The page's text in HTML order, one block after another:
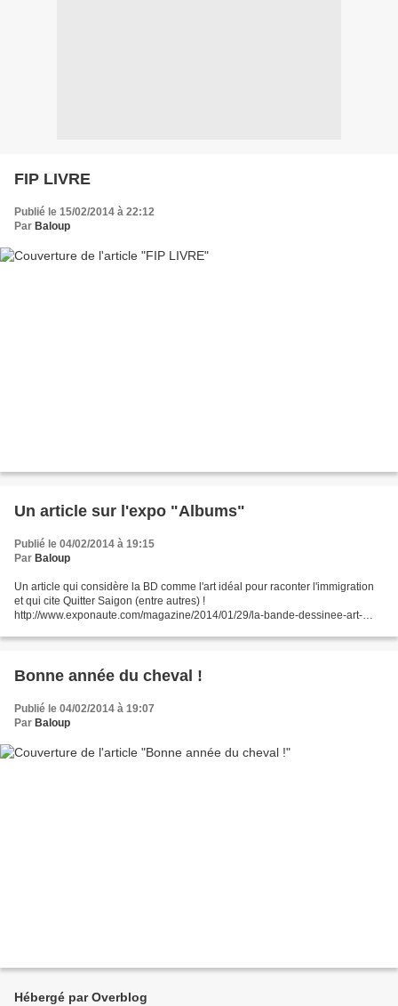
FIP LIVRE
Publié le 15/02/2014 à 22:12
Par Baloup
Un article sur l'expo "Albums"
Publié le 04/02/2014 à 19:15
Par Baloup
Un article qui considère la BD comme l'art idéal pour raconter l'immigration
et qui cite Quitter Saigon (entre autres) !
http://www.exponaute.com/magazine/2014/01/29/la-bande-dessinee-art-
Bonne année du cheval !
Publié le 04/02/2014 à 19:07
Par Baloup
Hébergé par Overblog